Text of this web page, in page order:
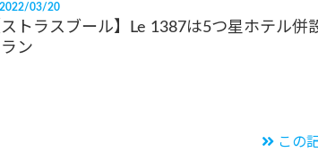
03/20
トラスブール】Le 1387は5つ星ホテル併
ン
この